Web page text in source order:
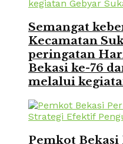
Semangat
Kecamatan
peringatan
Bekasi ke-76
melalui
Pemkot